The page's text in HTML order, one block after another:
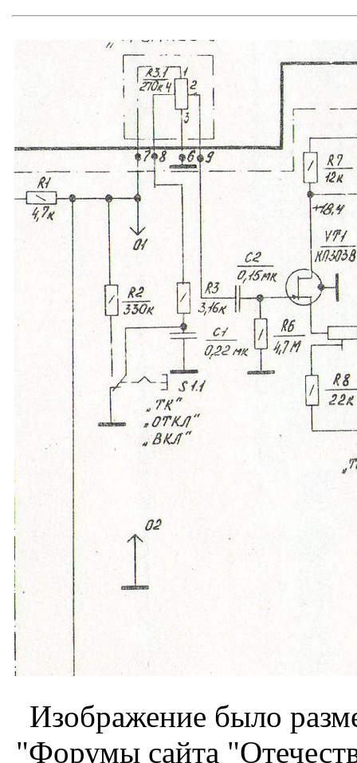
Изображение было
"Форумы сайта